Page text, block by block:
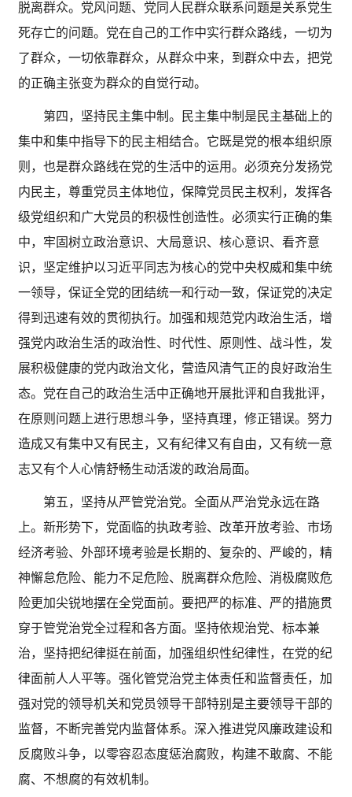
脱离群众。党风问题、党同人民群众联系问题是关系党生
死存亡的问题。党在自己的工作中实行群众路线，一切为
了群众，一切依靠群众，从群众中来，到群众中去，把党
的正确主张变为群众的自觉行动。
第四，坚持民主集中制。民主集中制是民主基础上的
集中和集中指导下的民主相结合。它既是党的根本组织原
则，也是群众路线在党的生活中的运用。必须充分发扬党
内民主，尊重党员主体地位，保障党员民主权利，发挥各
级党组织和广大党员的积极性创造性。必须实行正确的集
中，牢固树立政治意识、大局意识、核心意识、看齐意
识，坚定维护以习近平同志为核心的党中央权威和集中统
一领导，保证全党的团结统一和行动一致，保证党的决定
得到迅速有效的贯彻执行。加强和规范党内政治生活，增
强党内政治生活的政治性、时代性、原则性、战斗性，发
展积极健康的党内政治文化，营造风清气正的良好政治生
态。党在自己的政治生活中正确地开展批评和自我批评，
在原则问题上进行思想斗争，坚持真理，修正错误。努力
造成又有集中又有民主，又有纪律又有自由，又有统一意
志又有个人心情舒畅生动活泼的政治局面。
第五，坚持从严管党治党。全面从严治党永远在路
上。新形势下，党面临的执政考验、改革开放考验、市场
经济考验、外部环境考验是长期的、复杂的、严峻的，精
神懈怠危险、能力不足危险、脱离群众危险、消极腐败危
险更加尖锐地摆在全党面前。要把严的标准、严的措施贯
穿于管党治党全过程和各方面。坚持依规治党、标本兼
治，坚持把纪律挺在前面，加强组织性纪律性，在党的纪
律面前人人平等。强化管党治党主体责任和监督责任，加
强对党的领导机关和党员领导干部特别是主要领导干部的
监督，不断完善党内监督体系。深入推进党风廉政建设和
反腐败斗争，以零容忍态度惩治腐败，构建不敢腐、不能
腐、不想腐的有效机制。